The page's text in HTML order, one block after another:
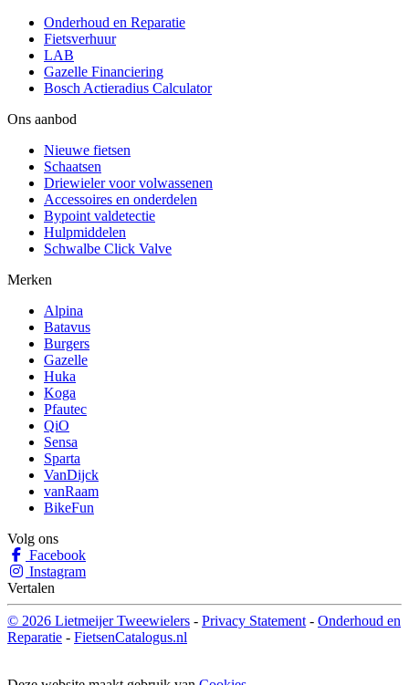
Onderhoud en Reparatie
Fietsverhuur
LAB
Gazelle Financiering
Bosch Actieradius Calculator
Ons aanbod
Nieuwe fietsen
Schaatsen
Driewieler voor volwassenen
Accessoires en onderdelen
Bypoint valdetectie
Hulpmiddelen
Schwalbe Click Valve
Merken
Alpina
Batavus
Burgers
Gazelle
Huka
Koga
Pfautec
QiO
Sensa
Sparta
VanDijck
vanRaam
BikeFun
Volg ons
Facebook
Instagram
Vertalen
© 2026 Lietmeijer Tweewielers - Privacy Statement - Onderhoud en
Reparatie - FietsenCatalogus.nl